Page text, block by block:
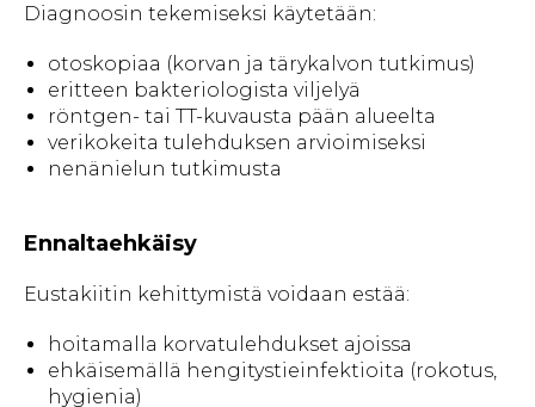
Diagnoosin tekemiseksi käytetään:
otoskopiaa (korvan ja tärykalvon tutkimus)
eritteen bakteriologista viljelyä
röntgen- tai TT-kuvausta pään alueelta
verikokeita tulehduksen arvioimiseksi
nenänielun tutkimusta
Ennaltaehkäisy
Eustakiitin kehittymistä voidaan estää:
hoitamalla korvatulehdukset ajoissa
ehkäisemällä hengitystieinfektioita (rokotus,
hygienia)